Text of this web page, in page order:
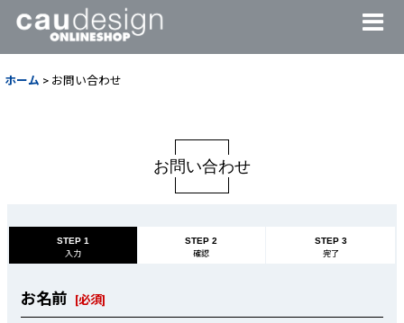
ホーム > お問い合わせ
お問い合わせ
STEP 1
入力
STEP 2
確認
STEP 3
完了
お名前 [必須]